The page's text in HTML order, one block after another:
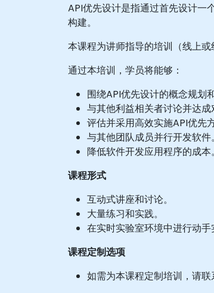
API优先设计是指通过首先设计一
构建。
本课程为讲师指导的培训（线上
通过本培训，学员将能够：
围绕API优先设计的概念规划
与其他利益相关者讨论并达成
评估并采用高效实施API优先
与其他团队成员并行开发软件。
降低软件开发应用程序的成本。
课程形式
互动式讲座和讨论。
大量练习和实践。
在实时实验室环境中进行动手
课程定制选项
如需为本课程定制培训，请联